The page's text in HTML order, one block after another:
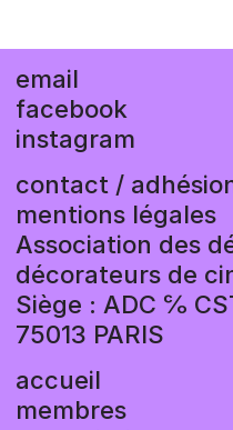
Secrets
création
Nos membres
email
facebook
instagram
contact /
mentions légales
Association des
décorateurs de
Siège : ADC ℅
75013 PARIS
accueil
membres